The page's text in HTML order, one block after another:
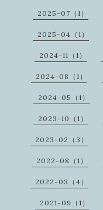
2025-07（1）
2025-04（1）
2024-11（1）
2024-08（1）
2024-05（1）
2023-10（1）
2023-02（3）
2022-08（1）
2022-03（4）
2021-09（1）